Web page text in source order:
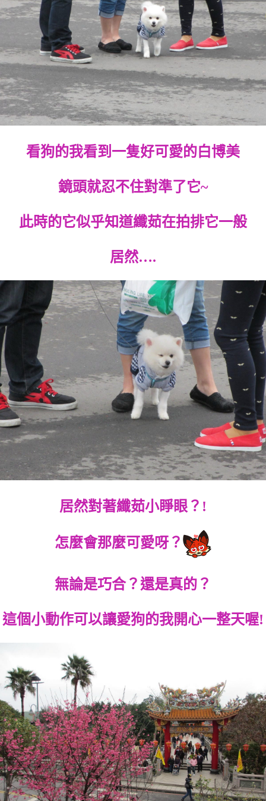
看狗的我看到一隻好可愛的白博美
鏡頭就忍不住對準了它~
此時的它似乎知道纖茹在拍排它一般
居然….
居然對著纖茹小睜眼？!
怎麼會那麼可愛呀？
無論是巧合？還是真的？
這個小動作可以讓愛狗的我開心一整天喔!